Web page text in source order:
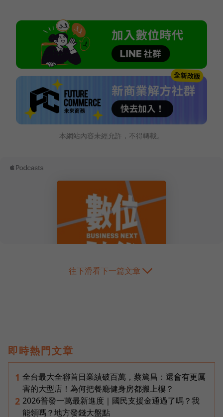
本網站內容未經允許，不得轉載。
往下滑看下一篇文章
即時熱門文章
1 全台最大全聯首日業績破百萬，蔡篤昌：還會有更厲
害的大型店！為何把餐廳健身房都搬上樓？
2 2026普發一萬最新進度｜國民支援金通過了嗎？我
能領嗎？地方發錢大盤點